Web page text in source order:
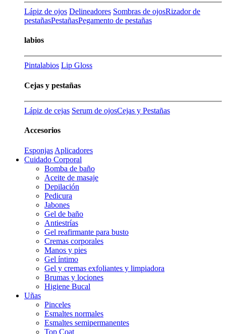
Lápiz de ojos Delineadores Sombras de ojosRizador de
pestañasPestañasPegamento de pestañas
labios
Pintalabios Lip Gloss
Cejas y pestañas
Lápiz de cejas Serum de ojosCejas y Pestañas
Accesorios
Esponjas Aplicadores
Cuidado Corporal
Bomba de baño
Aceite de masaje
Depilación
Pedicura
Jabones
Gel de baño
Antiestrías
Gel reafirmante para busto
Cremas corporales
Manos y pies
Gel íntimo
Gel y cremas exfoliantes y limpiadora
Brumas y lociones
Higiene Bucal
Uñas
Pinceles
Esmaltes normales
Esmaltes semipermanentes
Top Coat